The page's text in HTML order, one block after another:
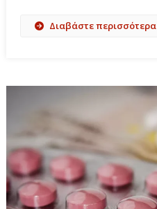
Διαβάστε περισσότερα